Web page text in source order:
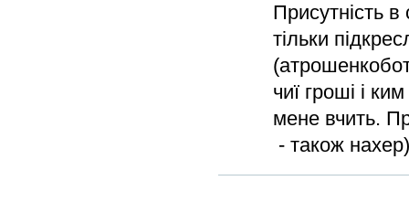
Присутність
тільки
чиї гроші і
мене вчить.
- також